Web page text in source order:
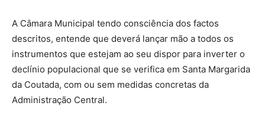
A Câmara Municipal tendo consciência dos factos
descritos, entende que deverá lançar mão a todos os
instrumentos que estejam ao seu dispor para inverter o
declínio populacional que se verifica em Santa Margarida
da Coutada, com ou sem medidas concretas da
Administração Central.